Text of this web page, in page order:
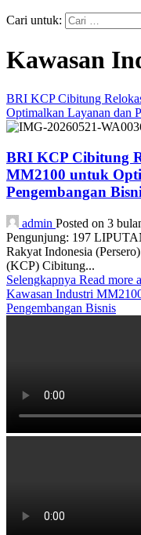
Cari untuk:
Kawasan
BRI KCP Cibitung
Optimalkan Layanan dan
BRI KCP Cibitung
MM2100 untuk
Pengembangan
admin Posted on 3
Pengunjung: 197
Rakyat Indonesia
(KCP) Cibitung...
Selengkapnya Read more
Kawasan Industri
Pengembangan Bisnis